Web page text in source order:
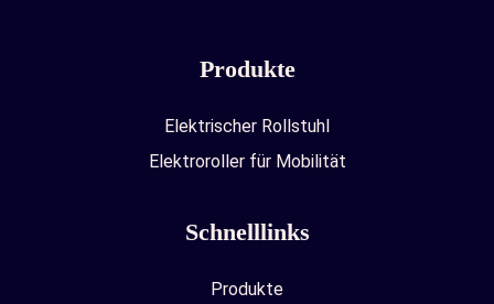
Produkte
Elektrischer Rollstuhl
Elektroroller für Mobilität
Schnelllinks
Produkte